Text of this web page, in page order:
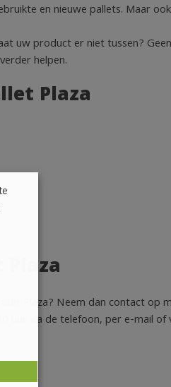
en nieuwe pallets. Maar
uw product er niet tussen?
helpen.
Plaza
Plaza
Plaza? Neem dan contact op
via de telefoon, per e-mail of